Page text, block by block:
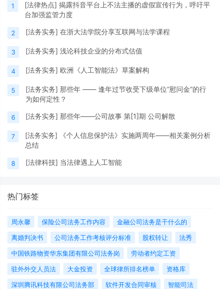
1 [法律热点] 揭露抖音平台上不法主播的虚假宣传行为，呼吁平
台加强监管力度
2 [法务实务] 在浙大法学院分享互联网与法学课程
3 [法务实务] 浅论科技企业的分布式估值
4 [法务实务] 欧洲《人工智能法》草案解构
5 [法务实务] 那些年 —— 逢年过节收受下级单位“慰问金”的行
为如何定性？
6 [法务实务] 那些年——公司故事 第[1]期 公司解散
7 [法务实务]
《个人信息保护法》实施两周年——相关案例分析
总结
8 [法律科技] 当法律遇上人工智能
热门标签
周永馨 保险公司法务工作内容
金融公司法务是干什么的
离婚判决书
公司法务工作考核评分标准 股权转让
法秀
中国铁路物资华东集团有限公司法务岗
劳动者约定工资
驻外外交人员法
大金投资 全球律所排名榜单
资格库
深圳腾讯科技有限公司法务部
软件开发合同审核
智能司法